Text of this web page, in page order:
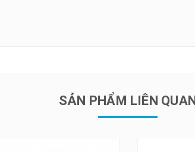
SẢN PHẨM LIÊN QUAN